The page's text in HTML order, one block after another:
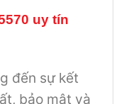
uy tín
đến sự kết
bảo mật và